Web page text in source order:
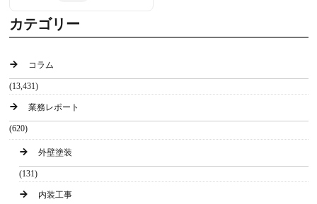
カテゴリー
コラム
(13,431)
業務レポート
(620)
外壁塗装
(131)
内装工事